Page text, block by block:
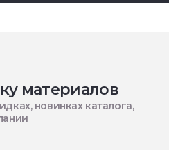
материалов
новинках каталога,